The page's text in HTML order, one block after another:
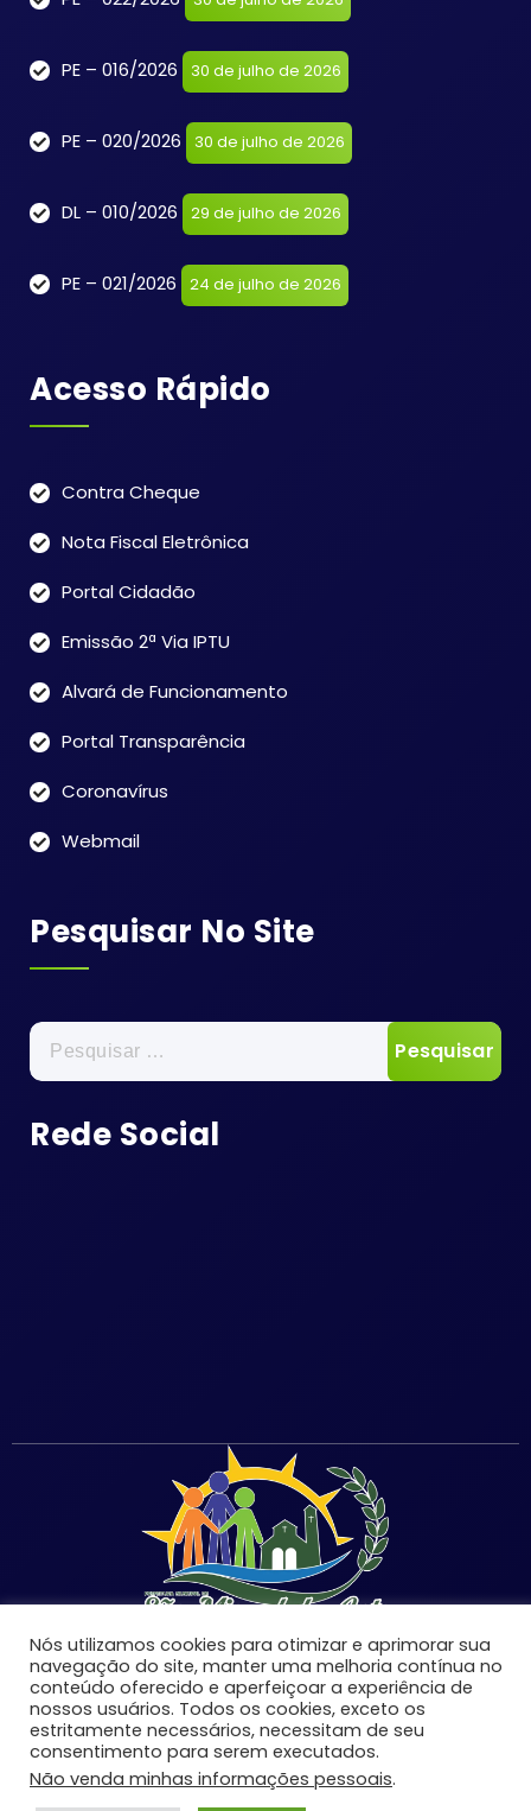
PE – 016/2026 30 de julho de 2026
PE – 020/2026 30 de julho de 2026
DL – 010/2026 29 de julho de 2026
PE – 021/2026 24 de julho de 2026
Acesso Rápido
Contra Cheque
Nota Fiscal Eletrônica
Portal Cidadão
Emissão 2ª Via IPTU
Alvará de Funcionamento
Portal Transparência
Coronavírus
Webmail
Pesquisar No Site
Pesquisar
por:
Rede Social
©Copyright 2026 | Prefeitura Municipal de São Miguel
do Anta-MG | Todos os direitos reservados.
Desenvolvido por:
Nós utilizamos cookies para otimizar e aprimorar sua
navegação do site, manter uma melhoria contínua no
conteúdo oferecido e aperfeiçoar a experiência de
nossos usuários. Todos os cookies, exceto os
estritamente necessários, necessitam de seu
consentimento para serem executados.
Não venda minhas informações pessoais.